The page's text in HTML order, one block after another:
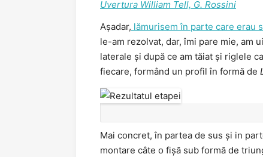
Uvertura William Tell, G. Rossini
Așadar, lămurisem în parte care erau
le-am rezolvat, dar, îmi pare mie, am
laterale și după ce am tăiat și riglele
fiecare, formând un profil în formă de
Mai concret, în partea de sus și in
montare câte o fișă sub formă de